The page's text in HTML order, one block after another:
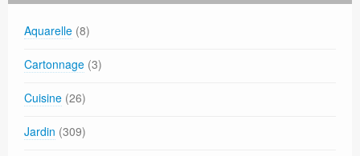
Aquarelle (8)
Cartonnage (3)
Cuisine (26)
Jardin (309)